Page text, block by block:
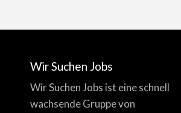
Wir Suchen Jobs
Wir Suchen Jobs ist eine schnell
wachsende Gruppe von